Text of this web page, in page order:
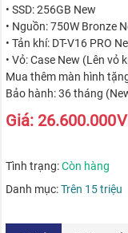
• SSD: 256GB New
• Nguồn: 750W Bronze
• Tản khí: DT-V16 PRO
• Vỏ: Case New (Lên vỏ
Mua thêm màn hình
Bảo hành: 36 tháng
Giá: 26.600.000
Tình trạng:Còn hàng
Danh mục:Trên 15 triệu